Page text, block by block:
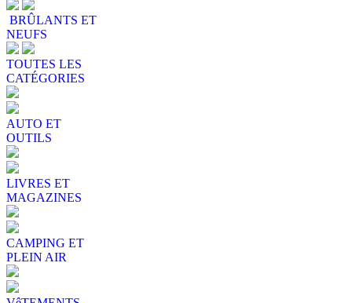
BRÛLANTS ET
NEUFS
TOUTES LES
CATÉGORIES
AUTO ET
OUTILS
LIVRES ET
MAGAZINES
CAMPING ET
PLEIN AIR